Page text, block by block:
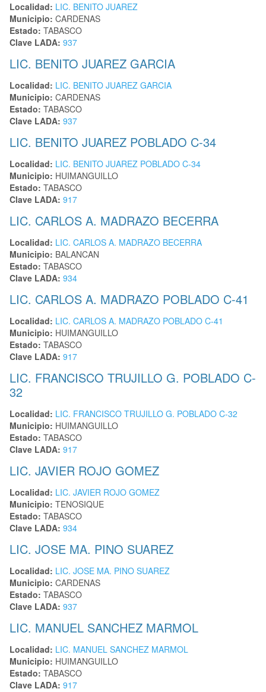
Localidad: LIC. BENITO JUAREZ
Municipio: CARDENAS
Estado: TABASCO
Clave LADA: 937
LIC. BENITO JUAREZ GARCIA
Localidad: LIC. BENITO JUAREZ GARCIA
Municipio: CARDENAS
Estado: TABASCO
Clave LADA: 937
LIC. BENITO JUAREZ POBLADO C-34
Localidad: LIC. BENITO JUAREZ POBLADO C-34
Municipio: HUIMANGUILLO
Estado: TABASCO
Clave LADA: 917
LIC. CARLOS A. MADRAZO BECERRA
Localidad: LIC. CARLOS A. MADRAZO BECERRA
Municipio: BALANCAN
Estado: TABASCO
Clave LADA: 934
LIC. CARLOS A. MADRAZO POBLADO C-41
Localidad: LIC. CARLOS A. MADRAZO POBLADO C-41
Municipio: HUIMANGUILLO
Estado: TABASCO
Clave LADA: 917
LIC. FRANCISCO TRUJILLO G. POBLADO C-
32
Localidad: LIC. FRANCISCO TRUJILLO G. POBLADO C-32
Municipio: HUIMANGUILLO
Estado: TABASCO
Clave LADA: 917
LIC. JAVIER ROJO GOMEZ
Localidad: LIC. JAVIER ROJO GOMEZ
Municipio: TENOSIQUE
Estado: TABASCO
Clave LADA: 934
LIC. JOSE MA. PINO SUAREZ
Localidad: LIC. JOSE MA. PINO SUAREZ
Municipio: CARDENAS
Estado: TABASCO
Clave LADA: 937
LIC. MANUEL SANCHEZ MARMOL
Localidad: LIC. MANUEL SANCHEZ MARMOL
Municipio: HUIMANGUILLO
Estado: TABASCO
Clave LADA: 917